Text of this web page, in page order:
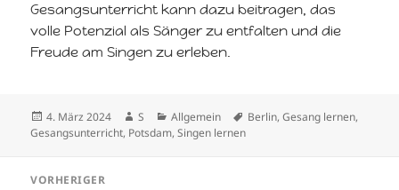
Gesangsunterricht kann dazu beitragen, das
volle Potenzial als Sänger zu entfalten und die
Freude am Singen zu erleben.
Veröffentlicht
am
4. März 2024 Autor
S Kategorien
Allgemein Schlagwörter
Berlin,Gesang lernen,
Gesangsunterricht, Potsdam,Singen lernen
VORHERIGER